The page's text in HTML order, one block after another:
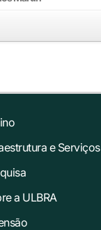
e Serviços
a ULBRA